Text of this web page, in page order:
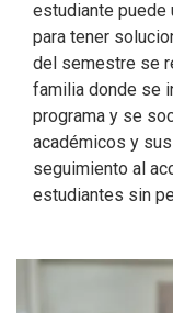
estudiante puede
para tener
del semestre se
familia donde se
programa y se
académicos y
seguimiento al
estudiantes sin